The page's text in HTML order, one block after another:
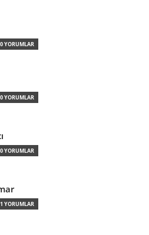
0 YORUMLAR
0 YORUMLAR
0 YORUMLAR
1 YORUMLAR